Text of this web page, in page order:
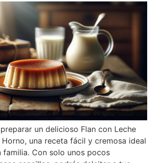
un delicioso Flan con Leche
Horno, una receta fácil y cremosa ideal
familia. Con solo unos pocos